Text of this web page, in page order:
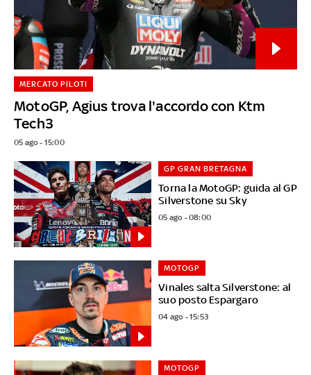
MotoGP, Agius trova l'accordo con Ktm
Tech3
MERCATO PILOTI
05 ago - 15:00
Torna la MotoGP: guida al GP
Silverstone su Sky
GP GRAN BRETAGNA
05 ago - 08:00
Vinales salta Silverstone: al
suo posto Espargaro
MOTOGP
04 ago - 15:53
MOTOGP